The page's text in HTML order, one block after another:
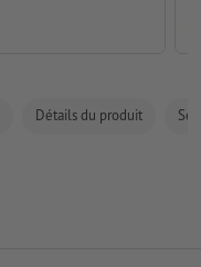
Détails du produit